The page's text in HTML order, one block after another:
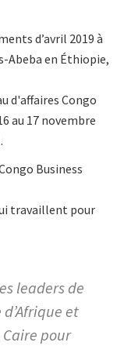
d’avril 2019 à
Abeba en Éthiopie,
d'affaires Congo
au 17 novembre
Business
travaillent pour
leaders de
et
pour